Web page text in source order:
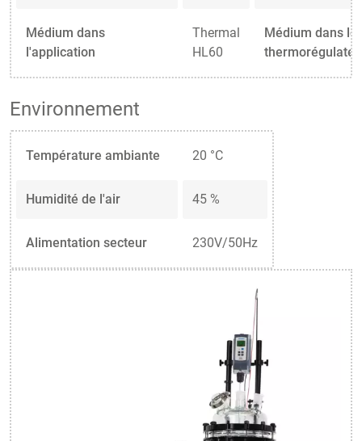
Médium dans
l'application
Thermal
HL60
Médium dans le
Environnement
Température ambiante 20 °C
Humidité de l'air 45 %
Alimentation secteur 230V/50Hz